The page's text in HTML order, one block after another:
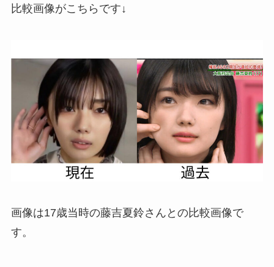
比較画像がこちらです↓
画像は17歳当時の藤吉夏鈴さんとの比較画像で
す。